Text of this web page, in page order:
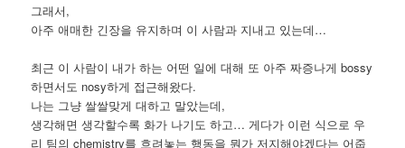
그래서,
아주 애매한 긴장을 유지하며 이 사람과 지내고 있는데…
최근 이 사람이 내가 하는 어떤 일에 대해 또 아주 짜증나게 bossy
하면서도 nosy하게 접근해왔다.
나는 그냥 쌀쌀맞게 대하고 말았는데,
생각해면 생각할수록 화가 나기도 하고… 게다가 이런 식으로 우
리 팀의 chemistry를 흐려놓는 행동을 뭔가 저지해야겠다는 어줍